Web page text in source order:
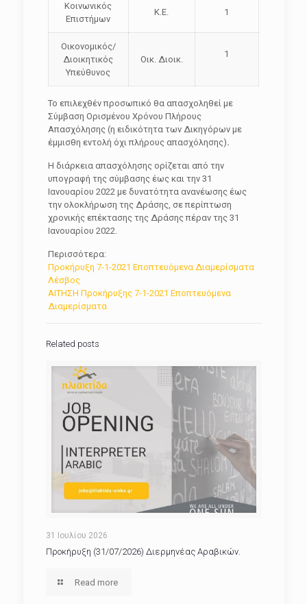
Κοινωνικός
Επιστήμων
Κ.Ε. 1
Οικονομικός/
Διοικητικός
Υπεύθυνος
Οικ. Διοικ.
1
Το επιλεχθέν προσωπικό θα απασχοληθεί με
Σύμβαση Ορισμένου Χρόνου Πλήρους
Απασχόλησης (η ειδικότητα των Δικηγόρων με
έμμισθη εντολή όχι πλήρους απασχόλησης).
Η διάρκεια απασχόλησης ορίζεται από την
υπογραφή της σύμβασης έως και την 31
Ιανουαρίου 2022 με δυνατότητα ανανέωσης έως
την ολοκλήρωση της Δράσης, σε περίπτωση
χρονικής επέκτασης της Δράσης πέραν της 31
Ιανουαρίου 2022.
Περισσότερα:
Προκήρυξη 7-1-2021 Εποπτευόμενα Διαμερίσματα
Λέσβος
ΑΙΤΗΣΗ Προκήρυξης 7-1-2021 Εποπτευόμενα
Διαμερίσματα
Related posts
31 Ιουλίου 2026
Προκήρυξη (31/07/2026) Διερμηνέας Αραβικών.
Read more